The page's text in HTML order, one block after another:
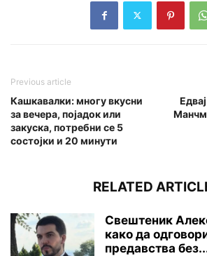
Previous article
Кашкавалки: многу вкусни
за вечера, појадок или
закуска, потребни се 5
состојки и 20 минути
RELATED
Свештеник
како да
предавства